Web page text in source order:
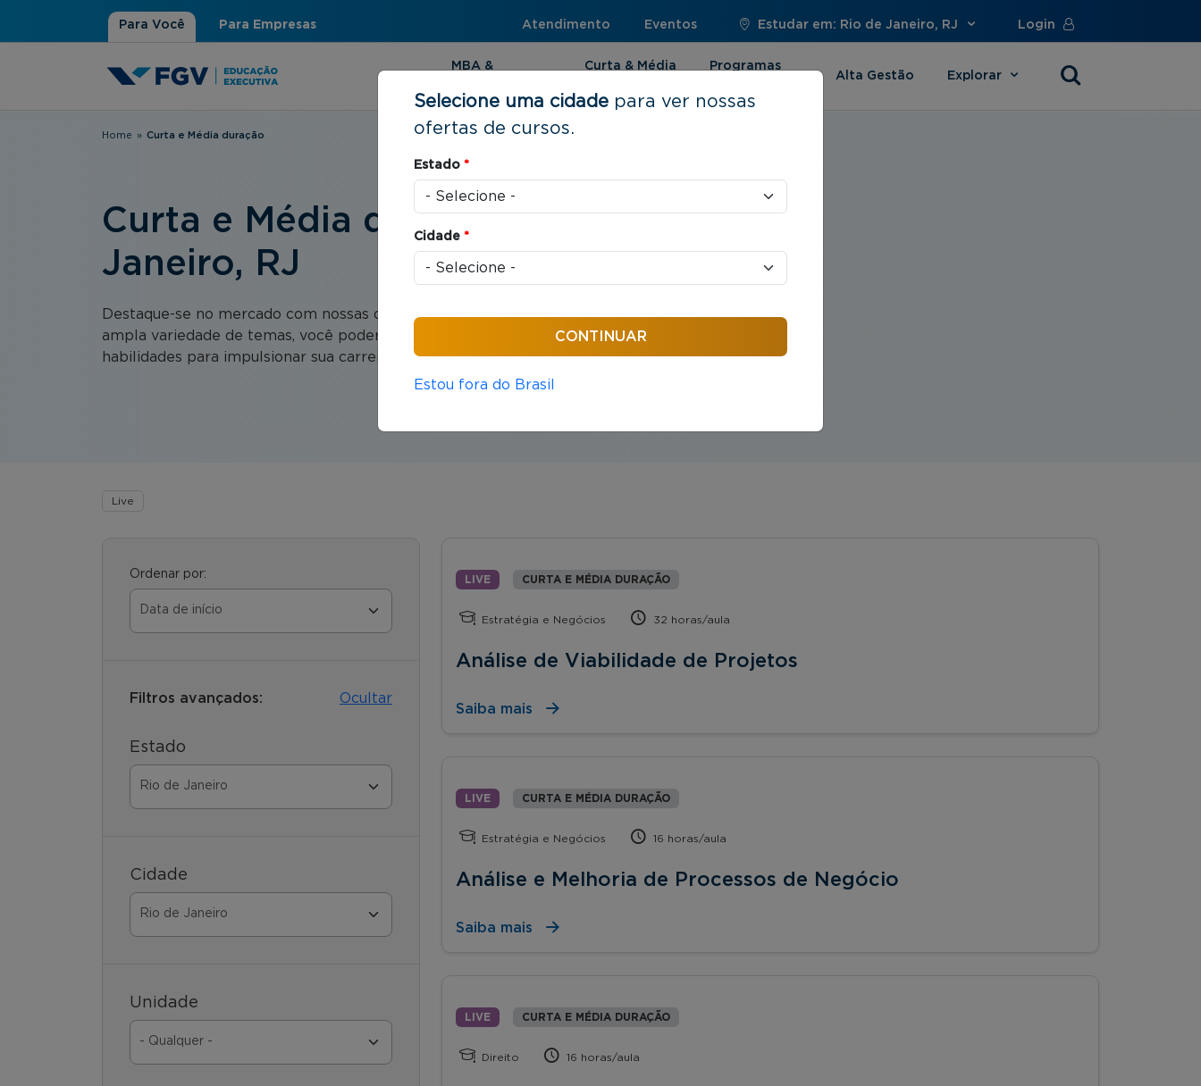
Para Você Para Empresas Atendimento Eventos Estudar em: Rio de Janeiro, RJ Login
MBA &
Curta & Média
Programas
Alta Gestão Explorar
Você está aqui
Home » Curta e Média duração
Curta e Média duração | Rio de
Janeiro, RJ
Destaque-se no mercado com nossas opções de cursos de Curta e Média Duração. Com uma
ampla variedade de temas, você poderá renovar seus conhecimentos e desenvolver as
habilidades para impulsionar sua carreira.
Live
Ordenar por:
Filtros avançados: Ocultar
Estado
Cidade
Unidade
LIVE CURTA E MÉDIA DURAÇÃO
Estratégia e Negócios 32 horas/aula
Análise de Viabilidade de Projetos
Saiba mais
LIVE CURTA E MÉDIA DURAÇÃO
Estratégia e Negócios 16 horas/aula
Análise e Melhoria de Processos de Negócio
Saiba mais
LIVE CURTA E MÉDIA DURAÇÃO
Direito 16 horas/aula
Selecione uma cidade para ver nossas
ofertas de cursos.
Estado *
Cidade *
Estou fora do Brasil